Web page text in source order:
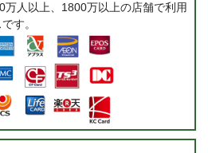
人以上、1800万以上の店舗で利用
す。